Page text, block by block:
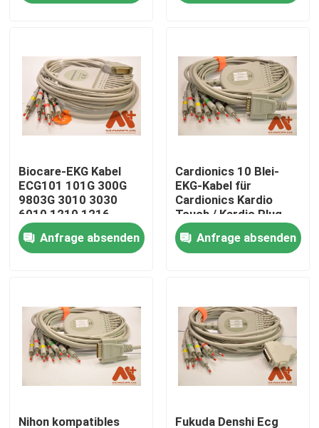
Produkte
Über uns
Qualitätskontrolle
Kontakt
Geduldiges Kabel ECG
Patientenmonitorkabel
wiederverwendbarer spo2-sensor
Biocare-EKG Kabel
ECG101 101G 300G
9803G 3010 3030
6010 1210 1216
Anfrage absenden
Cardionics 10 Blei-
EKG-Kabel für
Cardionics Kardio
Touch / Kardio Plug
EKG-Maschine
Anfrage absenden
Nihon kompatibles Fukuda Denshi Ecg